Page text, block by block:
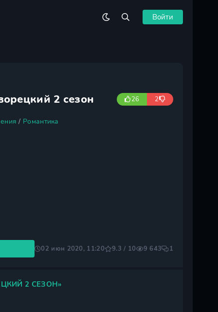
Войти
2 сезон 26 2
/ Романтика
02 июн 2020, 11:20 9.3 / 10 9 643 1
2 СЕЗОН»